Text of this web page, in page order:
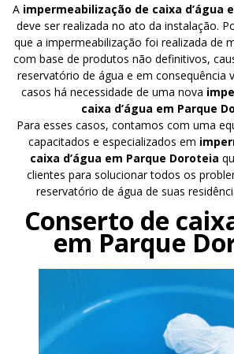
Aimpermeabilização de caixa d’água
deve ser realizada no ato da instalação.
que a impermeabilização foi realizada de
com base de produtos não definitivos,
reservatório de água e em consequência
casos há necessidade de uma nova
caixa d’água em Parque
Para esses casos, contamos com uma
capacitados e especializados em
caixa d’água em Parque Doroteia
clientes para solucionar todos os
reservatório de água de suas
Conserto de
em Parque